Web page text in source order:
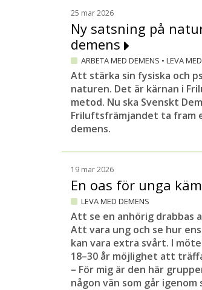
25 mar 2026
Ny satsning på
demens
ARBETA MED DEMENS • LEVA
Att stärka sin fysiska och
naturen. Det är kärnan i
metod. Nu ska Svenskt
Friluftsfrämjandet ta fram
demens.
19 mar 2026
En oas för unga
LEVA MED DEMENS
Att se en anhörig drabbas
Att vara ung och se hur
kan vara extra svårt. I
18–30 år möjlighet att
– För mig är den här
någon vän som går igenom